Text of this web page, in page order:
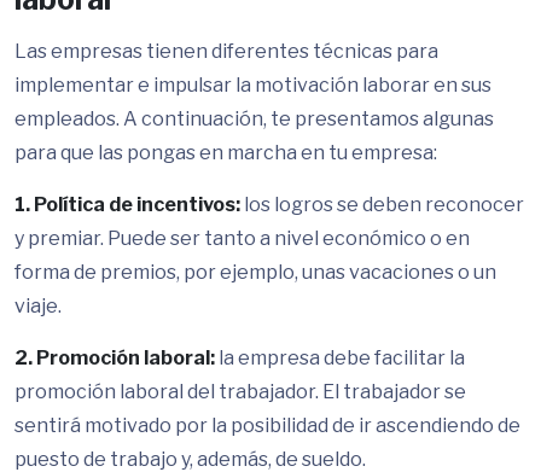
Las empresas tienen diferentes técnicas para
implementar e impulsar la motivación laborar en sus
empleados. A continuación, te presentamos algunas
para que las pongas en marcha en tu empresa:
1. Política de incentivos: los logros se deben reconocer
y premiar. Puede ser tanto a nivel económico o en
forma de premios, por ejemplo, unas vacaciones o un
viaje.
2. Promoción laboral: la empresa debe facilitar la
promoción laboral del trabajador. El trabajador se
sentirá motivado por la posibilidad de ir ascendiendo de
puesto de trabajo y, además, de sueldo.